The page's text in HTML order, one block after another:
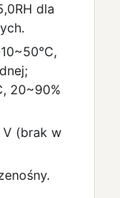
dla
20~90%
V (brak w